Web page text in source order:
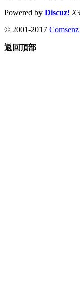
Powered by Discuz!
© 2001-2017
返回頂部